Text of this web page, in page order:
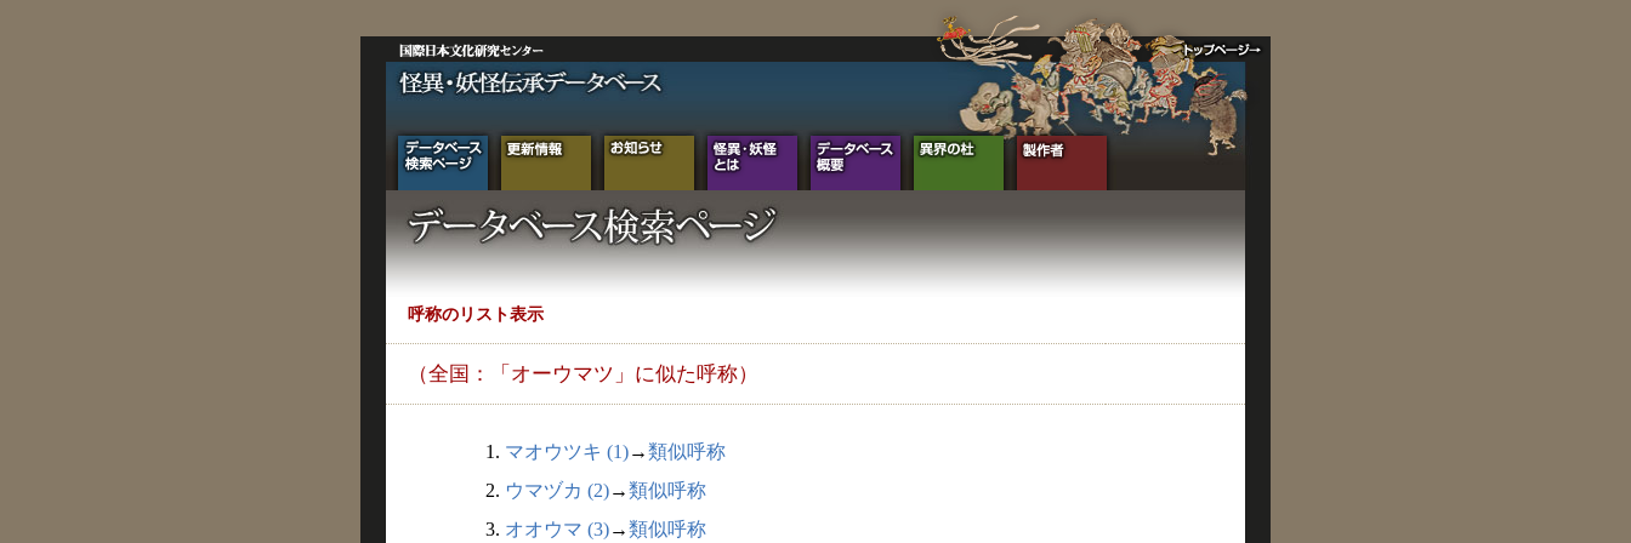
呼称のリスト表示
（全国：「オーウマツ」に似た呼称）
1. マオウツキ (1)→類似呼称
2. ウマヅカ (2)→類似呼称
3. オオウマ (3)→類似呼称